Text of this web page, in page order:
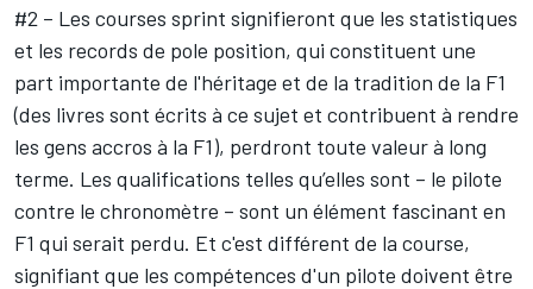
#2 – Les courses sprint signifieront que les statistiques
et les records de pole position, qui constituent une
part importante de l'héritage et de la tradition de la F1
(des livres sont écrits à ce sujet et contribuent à rendre
les gens accros à la F1), perdront toute valeur à long
terme. Les qualifications telles qu’elles sont – le pilote
contre le chronomètre – sont un élément fascinant en
F1 qui serait perdu. Et c'est différent de la course,
signifiant que les compétences d'un pilote doivent être